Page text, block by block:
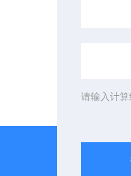
请输入计